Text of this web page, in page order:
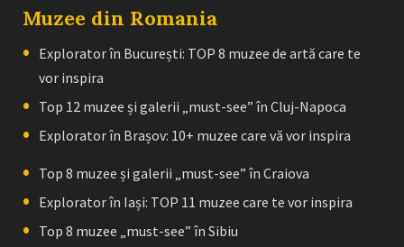
Muzee din Romania
Explorator în București: TOP 8 muzee de artă care te
vor inspira
Top 12 muzee și galerii „must-see” în Cluj-Napoca
Explorator în Brașov: 10+ muzee care vă vor inspira
Top 8 muzee și galerii „must-see” în Craiova
Explorator în Iași: TOP 11 muzee care te vor inspira
Top 8 muzee „must-see” în Sibiu